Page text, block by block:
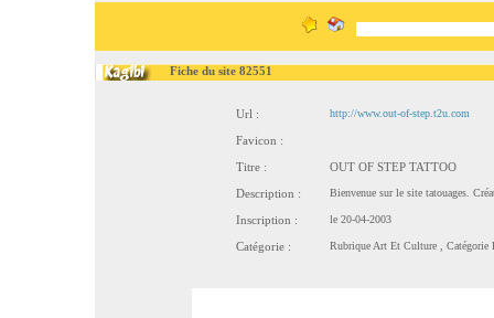
Fiche du site 82551
Url : http://www.out-of-step.t2u.com
Favicon :
Titre :
OUT OF STEP TATTOO
Description :
Bienvenue sur le site tatouages.
Inscription : le 20-04-2003
Catégorie : Rubrique Art Et Culture, Catégorie